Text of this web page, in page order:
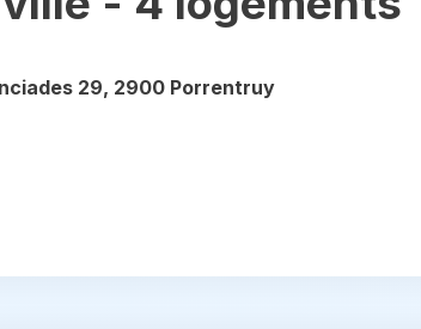
29, 2900 Porrentruy